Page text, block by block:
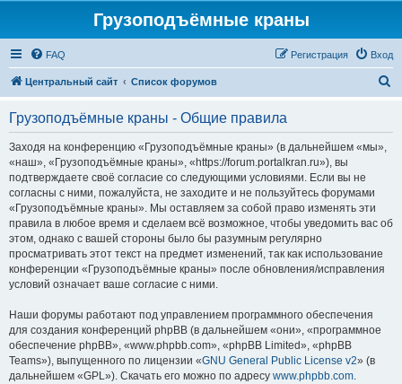
Грузоподъёмные краны
FAQ Вход
Регистрация
Центральный сайт Список форумов
Грузоподъёмные краны - Общие правила
Заходя на конференцию «Грузоподъёмные краны» (в дальнейшем «мы»,
«наш», «Грузоподъёмные краны», «https://forum.portalkran.ru»), вы
подтверждаете своё согласие со следующими условиями. Если вы не
согласны с ними, пожалуйста, не заходите и не пользуйтесь форумами
«Грузоподъёмные краны». Мы оставляем за собой право изменять эти
правила в любое время и сделаем всё возможное, чтобы уведомить вас об
этом, однако с вашей стороны было бы разумным регулярно
просматривать этот текст на предмет изменений, так как использование
конференции «Грузоподъёмные краны» после обновления/исправления
условий означает ваше согласие с ними.
Наши форумы работают под управлением программного обеспечения
для создания конференций phpBB (в дальнейшем «они», «программное
обеспечение phpBB», «www.phpbb.com», «phpBB Limited», «phpBB
Teams»), выпущенного по лицензии «GNU General Public License v2» (в
дальнейшем «GPL»). Скачать его можно по адресу www.phpbb.com.